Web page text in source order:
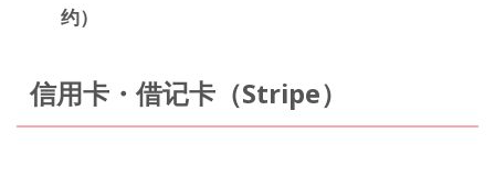
约）
信用卡・借记卡（Stripe）